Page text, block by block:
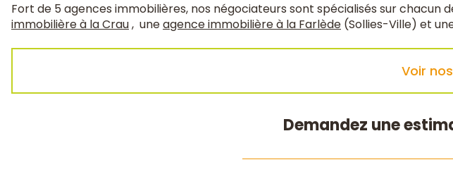
Fort de 5 agences immobilières, nos négociateurs sont spécialisés sur chacun
immobilière à la Crau, uneagence immobilière à la Farlède (Sollies-Ville) et
Voir
Demandez une